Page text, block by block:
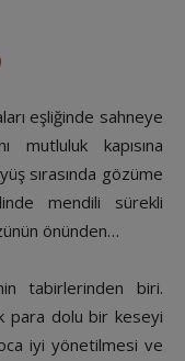
eşliğinde sahneye
mutluluk kapısına
sırasında gözüme
mendili sürekli
önünden…
tabirlerinden biri.
para dolu bir keseyi
iyi yönetilmesi ve